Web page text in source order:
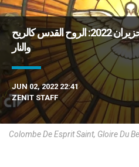
عناوين نشرة الخميس 2 حزيران 2022: الروح القدس كالريح
والنار
JUN 02, 2022 22:41
ZENIT STAFF
Colombe De Esprit Saint, Gloire Du